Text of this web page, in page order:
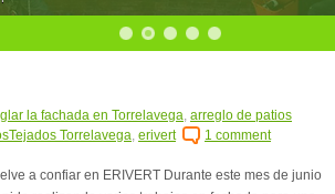
la fachada en Torrelavega, arreglo de patios
Torrelavega, erivert 1 comment
a confiar en ERIVERT Durante este mes de junio